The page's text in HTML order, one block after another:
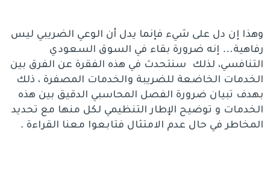
وهذا إن دل على شيء فإنما يدل أن الوعي الضريبي ليس
رفاهية… إنه ضرورة بقاء في السوق السعودي
التنافسي، لذلك سنتحدث في هذه الفقرة عن الفرق بين
الخدمات الخاضعة للضريبة والخدمات المصفرة ، ذلك
بهدف تبيان ضرورة الفصل المحاسبي الدقيق بين هذه
الخدمات و توضيح الإطار التنظيمي لكل منها مع تحديد
المخاطر في حال عدم الامتثال فتابعوا معنا القراءة .